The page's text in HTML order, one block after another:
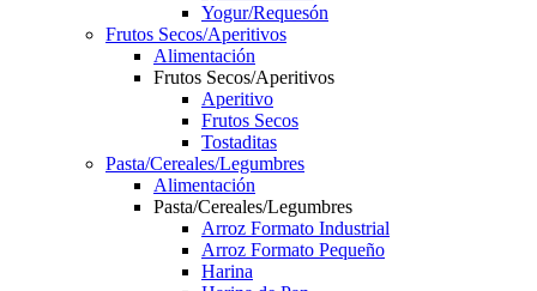
Yogur/Requesón
Frutos Secos/Aperitivos
Alimentación
Frutos Secos/Aperitivos
Aperitivo
Frutos Secos
Tostaditas
Pasta/Cereales/Legumbres
Alimentación
Pasta/Cereales/Legumbres
Arroz Formato Industrial
Arroz Formato Pequeño
Harina